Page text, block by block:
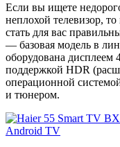
Если вы ищете
неплохой телевизор,
стать для вас
— базовая модель в
оборудована
поддержкой HDR
операционной
и тюнером.